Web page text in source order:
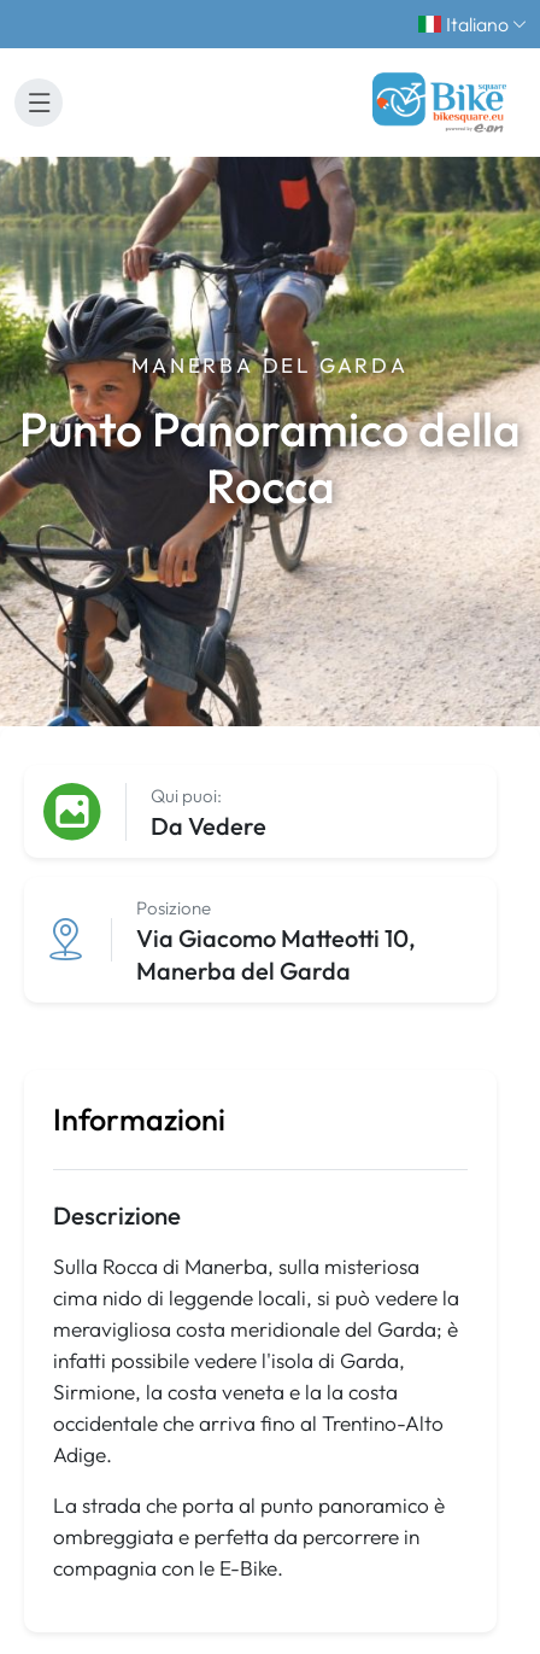
Italiano
MANERBA DEL GARDA
Punto Panoramico della
Rocca
Qui puoi:
Da Vedere
Posizione
Via Giacomo Matteotti 10,
Manerba del Garda
Informazioni
Descrizione
Sulla Rocca di Manerba, sulla misteriosa
cima nido di leggende locali, si può vedere la
meravigliosa costa meridionale del Garda; è
infatti possibile vedere l'isola di Garda,
Sirmione, la costa veneta e la la costa
occidentale che arriva fino al Trentino-Alto
Adige.
La strada che porta al punto panoramico è
ombreggiata e perfetta da percorrere in
compagnia con le E-Bike.